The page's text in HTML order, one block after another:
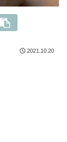
2021.10.20